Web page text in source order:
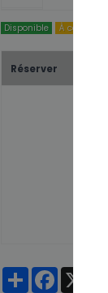
Disponible À confirmer
Réserver
PartagerFacebook